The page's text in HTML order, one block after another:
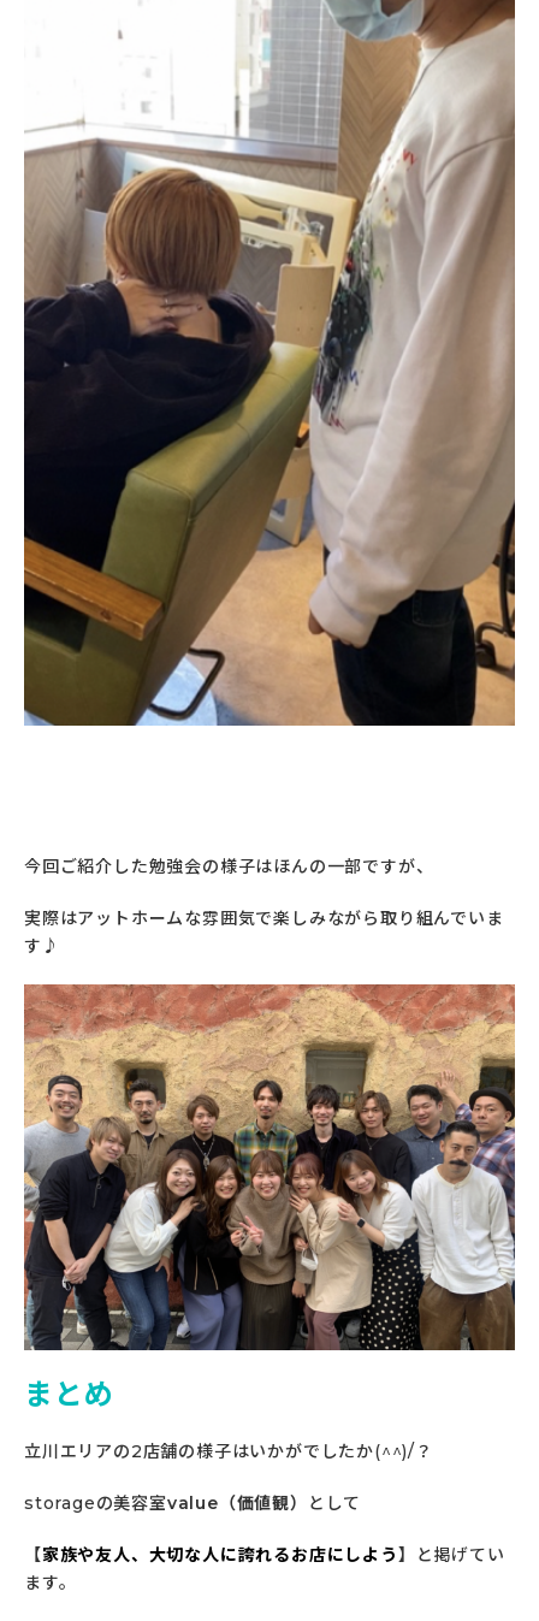
今回ご紹介した勉強会の様子はほんの一部ですが、
実際はアットホームな雰囲気で楽しみながら取り組んでいま
す♪
まとめ
立川エリアの2店舗の様子はいかがでしたか(^^)/？
storageの美容室value（価値観） として
【家族や友人、大切な人に誇れるお店にしよう】
と掲げてい
ます。